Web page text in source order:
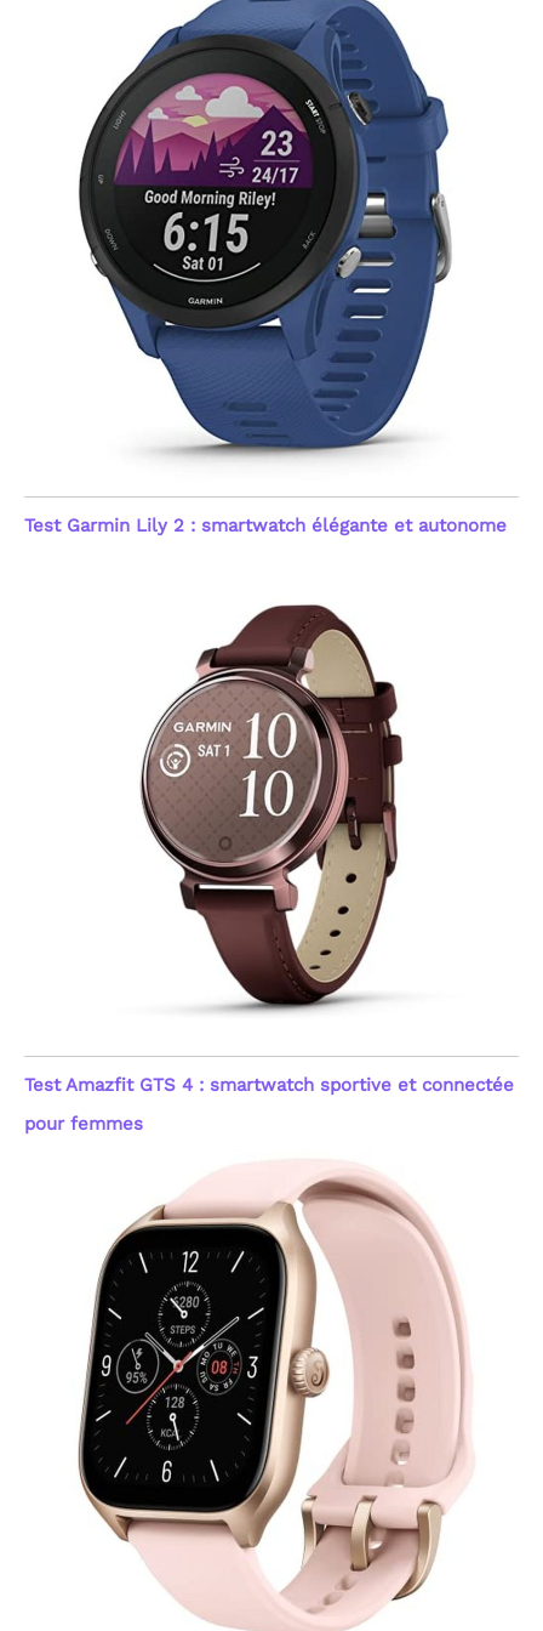
transforme vos efforts en
graphiques clairs. Que
vous soyez athlète ou
amateur, cette montre
intelligente booste votre
motivation pour une
amélioration constante.
[Santé 24/7 : Capteur
Optique Haute
Performance] Priorisez
votre bien-être avec
notre capteur optique
avancé de nouvelle
génération. Cette montre
connectée femme et
homme assure un suivi
continu 24h/24 de votre
fréquence cardiaque et
du taux d'oxygène dans le
sang (SpO2). Le système
émet une alerte
d'anomalie du rythme
cardiaque, offrant une
de vos activités sur votre
forme. Note : Ce produit
n'est pas un dispositif
médical ; les données
sont fournies à titre
indicatif pour le suivi du
fitness et du bien-être
général, visant une
gestion simplifiée de
votre capital santé au
quotidien.
Stress & Suivi du Cycle
Féminin] Optimisez votre
repos avec une analyse
détaillée des phases de
sommeil : profond, léger,
REM (mouvements
oculaires rapides) et
moments d'éveil. Cette
connectée innove
également avec un
enregistrement de
Moyen, Élevé). Ces
indicateurs, couplés au
suivi du cycle menstruel,
offrent une vision globale
de votre état physique et
émotionnel. Profitez
d'exercices de respiration
guidés pour retrouver la
sérénité. Cette montre
intelligente vous aide à
reprendre le contrôle sur
votre santé au quotidien
avec une précision et une
discrétion totales.
[Batterie 500mAh &
Étanchéité 1ATM Robuste]
Dites adieu à l'anxiété
avec notre batterie de
500mAh : 30 jours en
veille, 3-7 jours en usage
intensif, 7 à 15 jours en
Test Garmin Lily 2 : smartwatch élégante et autonome
Test Amazfit GTS 4 : smartwatch sportive et connectée
pour femmes